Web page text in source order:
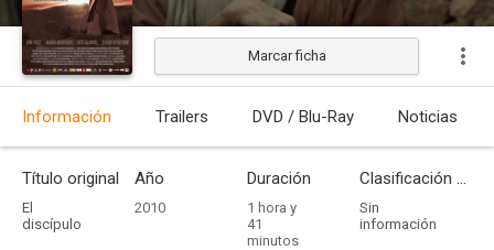
Estrenada
Marcar ficha
Información Trailers DVD / Blu-Ray Noticias
Título original
El
discípulo
Año
2010
Duración
1 hora y
41
minutos
Clasificación por edades
Sin
información